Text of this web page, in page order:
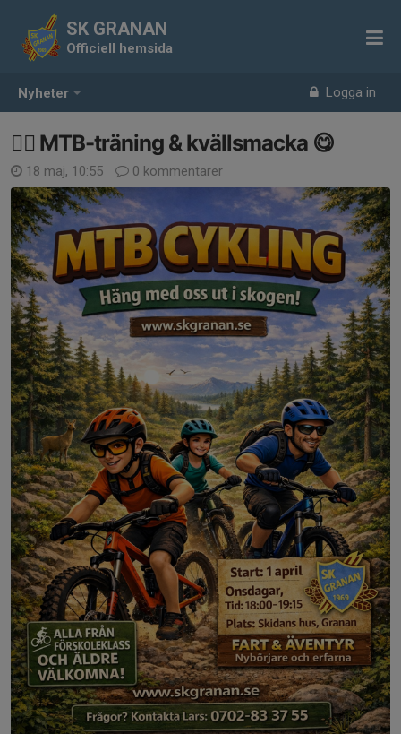
Nyheter Logga in
SK GRANAN
Officiell hemsida
🚵‍♂️ MTB-träning & kvällsmacka 😋
18 maj, 10:55 0 kommentarer